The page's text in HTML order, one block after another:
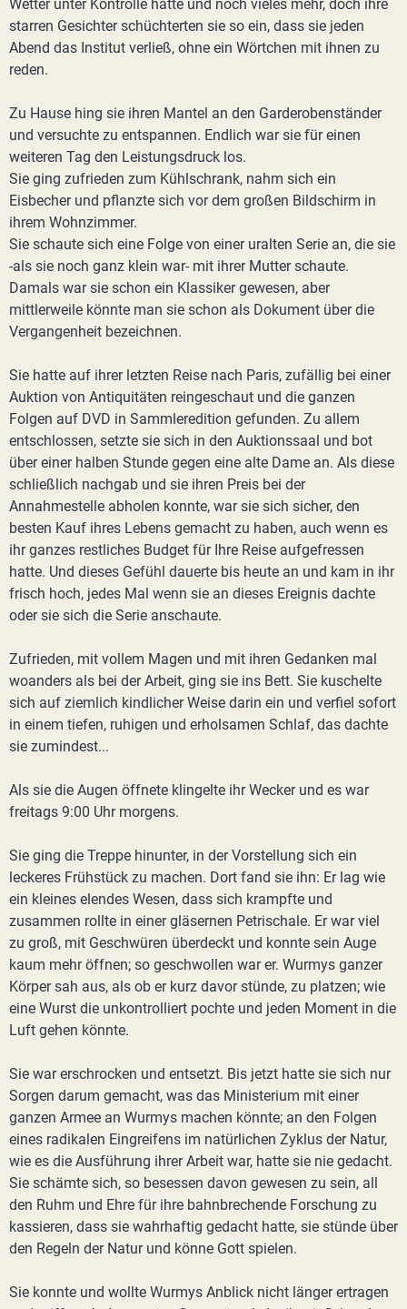
Wetter unter Kontrolle hatte und noch vieles mehr, doch ihre
starren Gesichter schüchterten sie so ein, dass sie jeden
Abend das Institut verließ, ohne ein Wörtchen mit ihnen zu
reden.
Zu Hause hing sie ihren Mantel an den Garderobenständer
und versuchte zu entspannen. Endlich war sie für einen
weiteren Tag den Leistungsdruck los.
Sie ging zufrieden zum Kühlschrank, nahm sich ein
Eisbecher und pflanzte sich vor dem großen Bildschirm in
ihrem Wohnzimmer.
Sie schaute sich eine Folge von einer uralten Serie an, die sie
-als sie noch ganz klein war- mit ihrer Mutter schaute.
Damals war sie schon ein Klassiker gewesen, aber
mittlerweile könnte man sie schon als Dokument über die
Vergangenheit bezeichnen.
Sie hatte auf ihrer letzten Reise nach Paris, zufällig bei einer
Auktion von Antiquitäten reingeschaut und die ganzen
Folgen auf DVD in Sammleredition gefunden. Zu allem
entschlossen, setzte sie sich in den Auktionssaal und bot
über einer halben Stunde gegen eine alte Dame an. Als diese
schließlich nachgab und sie ihren Preis bei der
Annahmestelle abholen konnte, war sie sich sicher, den
besten Kauf ihres Lebens gemacht zu haben, auch wenn es
ihr ganzes restliches Budget für Ihre Reise aufgefressen
hatte. Und dieses Gefühl dauerte bis heute an und kam in ihr
frisch hoch, jedes Mal wenn sie an dieses Ereignis dachte
oder sie sich die Serie anschaute.
Zufrieden, mit vollem Magen und mit ihren Gedanken mal
woanders als bei der Arbeit, ging sie ins Bett. Sie kuschelte
sich auf ziemlich kindlicher Weise darin ein und verfiel sofort
in einem tiefen, ruhigen und erholsamen Schlaf, das dachte
sie zumindest...
Als sie die Augen öffnete klingelte ihr Wecker und es war
freitags 9:00 Uhr morgens.
Sie ging die Treppe hinunter, in der Vorstellung sich ein
leckeres Frühstück zu machen. Dort fand sie ihn: Er lag wie
ein kleines elendes Wesen, dass sich krampfte und
zusammen rollte in einer gläsernen Petrischale. Er war viel
zu groß, mit Geschwüren überdeckt und konnte sein Auge
kaum mehr öffnen; so geschwollen war er. Wurmys ganzer
Körper sah aus, als ob er kurz davor stünde, zu platzen; wie
eine Wurst die unkontrolliert pochte und jeden Moment in die
Luft gehen könnte.
Sie war erschrocken und entsetzt. Bis jetzt hatte sie sich nur
Sorgen darum gemacht, was das Ministerium mit einer
ganzen Armee an Wurmys machen könnte; an den Folgen
eines radikalen Eingreifens im natürlichen Zyklus der Natur,
wie es die Ausführung ihrer Arbeit war, hatte sie nie gedacht.
Sie schämte sich, so besessen davon gewesen zu sein, all
den Ruhm und Ehre für ihre bahnbrechende Forschung zu
kassieren, dass sie wahrhaftig gedacht hatte, sie stünde über
den Regeln der Natur und könne Gott spielen.
Sie konnte und wollte Wurmys Anblick nicht länger ertragen